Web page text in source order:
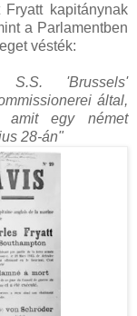
kapitánynak
a Parlamentben
vésték:
'Brussels'
által,
amit egy német
28-án"